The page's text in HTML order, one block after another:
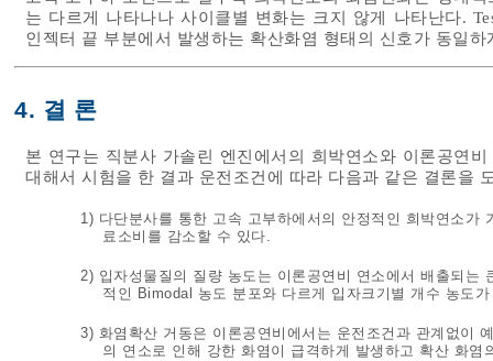
는 다르게 나타나나 사이클별 변화는 크지 않게 나타난다.
인젝터 끝 부분에서 발생하는 확산화염 형태의 신호가 동일하
4. 결 론
본 연구는 직분사 가솔린 엔진에서의 희박연소와 이론공연
대해서 시험을 한 결과 운전조건에 따라 다음과 같은 결론을
1) 다단분사를 통한 고속 고부하에서의 안정적인 희박연소
료소비를 감소할 수 있다.
2) 입자성물질의 질량 농도는 이론공연비 연소에서 배출되는
적인 Bimodal 농도 분포와 다르게 입자크기별 개수 농도
3) 화염확산 거동은 이론공연비에서는 운전조건과 관계없이
의 연소로 인해 강한 화염이 급격하게 발생하고 확산 화염